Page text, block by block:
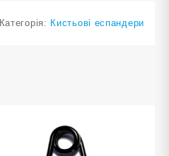
Категорія: Кистьові еспандери